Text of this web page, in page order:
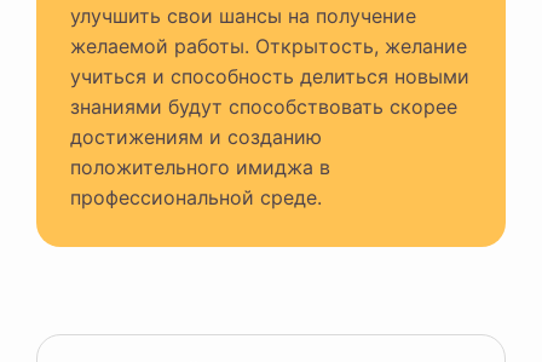
улучшить свои шансы на получение
желаемой работы. Открытость, желание
учиться и способность делиться новыми
знаниями будут способствовать скорее
достижениям и созданию
положительного имиджа в
профессиональной среде.